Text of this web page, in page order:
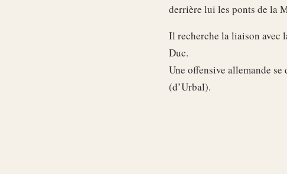
derrière lui les ponts de la
Il recherche la liaison avec
Duc.
Une offensive allemande
(d’Urbal).